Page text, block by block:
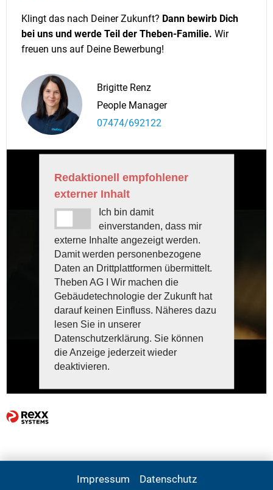
Klingt das nach Deiner Zukunft? Dann bewirb Dich
bei uns und werde Teil der Theben-Familie. Wir
freuen uns auf Deine Bewerbung!
Brigitte Renz
People Manager
07474/692122
Redaktionell empfohlener
externer Inhalt
Ich bin damit
einverstanden, dass mir
externe Inhalte angezeigt werden.
Damit werden personenbezogene
Daten an Drittplattformen übermittelt.
Theben AG I Wir machen die
Gebäudetechnologie der Zukunft hat
darauf keinen Einfluss. Näheres dazu
lesen Sie in unserer
Datenschutzerklärung. Sie können
die Anzeige jederzeit wieder
deaktivieren.
Impressum Datenschutz